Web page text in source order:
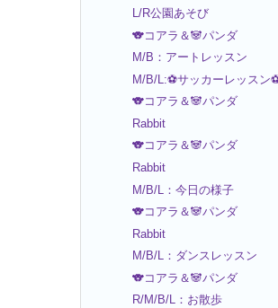
L/R公園あそび
🐨コアラ＆🐼パンダ
M/B：アートレッスン
M/B/L:⚽サッカーレッスン
🐨コアラ＆🐼パンダ
Rabbit
🐨コアラ＆🐼パンダ
Rabbit
M/B/L：今日の様子
🐨コアラ＆🐼パンダ
Rabbit
M/B/L：ダンスレッスン
🐨コアラ＆🐼パンダ
R/M/B/L：お散歩